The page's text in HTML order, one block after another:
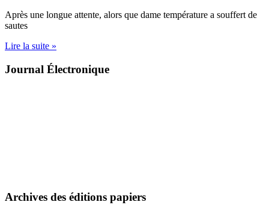
Après une longue attente, alors que dame température a souffert de
sautes
Lire la suite »
Journal Électronique
Archives des éditions papiers